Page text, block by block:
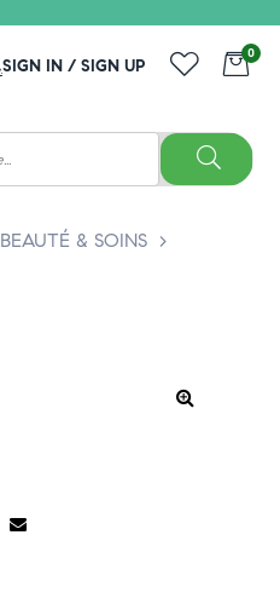
SIGN IN / SIGN UP
0
BEAUTÉ & SOINS >